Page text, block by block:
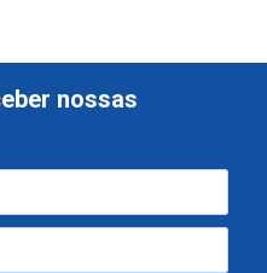
nossas